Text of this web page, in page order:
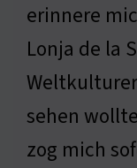
erinnere
Lonja de la
sehen
zog mich